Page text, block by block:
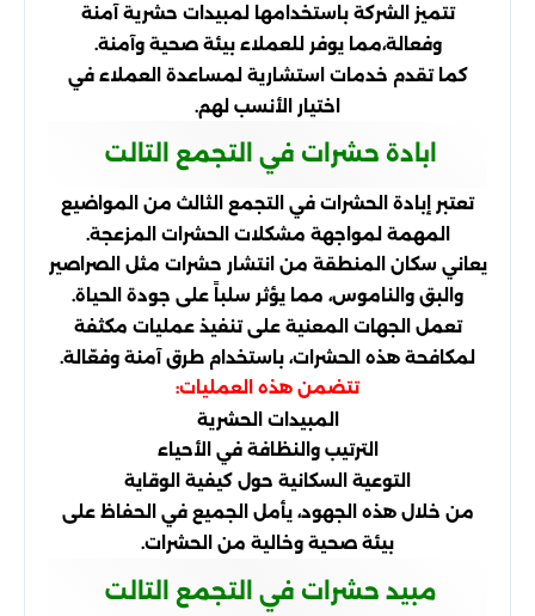
تتميز الشركة باستخدامها لمبيدات حشرية آمنة
وفعالة،مما يوفر للعملاء بيئة صحية وآمنة.
كما تقدم خدمات استشارية لمساعدة العملاء في
اختيار الأنسب لهم.
ابادة حشرات في التجمع التالت
تعتبر إبادة الحشرات في التجمع الثالث من المواضيع
المهمة لمواجهة مشكلات الحشرات المزعجة.
يعاني سكان المنطقة من انتشار حشرات مثل الصراصير
والبق والناموس، مما يؤثر سلباً على جودة الحياة.
تعمل الجهات المعنية على تنفيذ عمليات مكثفة
لمكافحة هذه الحشرات، باستخدام طرق آمنة وفعّالة.
تتضمن هذه العمليات:
المبيدات الحشرية
الترتيب والنظافة في الأحياء
التوعية السكانية حول كيفية الوقاية
من خلال هذه الجهود، يأمل الجميع في الحفاظ على
بيئة صحية وخالية من الحشرات.
مبيد حشرات في التجمع التالت